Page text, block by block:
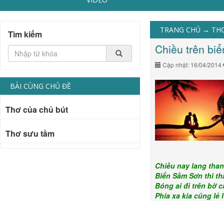
TRANG CHỦ →
Chiều trên
Cập nhật: 16/04/2014
Chiều nay lang
Biển Sầm Sơn thì
Bóng ai đi trên bờ
Phía xa kia cũng lẻ
Tìm kiếm
BÀI CÙNG CHỦ ĐỀ
Thơ của chủ bút
Thơ sưu tầm